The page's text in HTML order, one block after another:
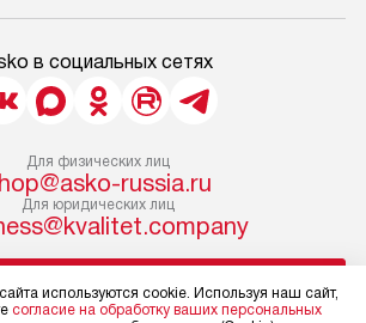
в социальных сетях
Для физических лиц
russia.ru
Для юридических лиц
используются cookie. Используя наш сайт,
согласие на обработку ваших персональных